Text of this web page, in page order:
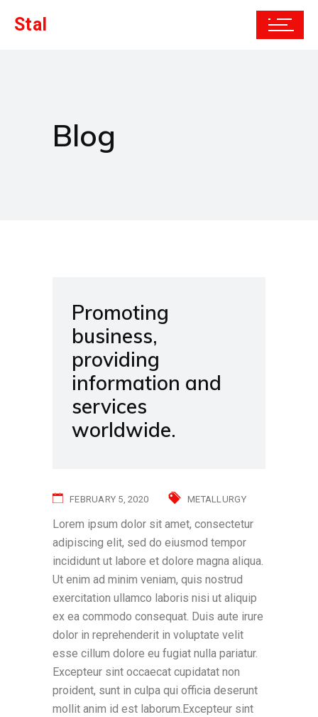
Stal
Blog
Promoting
business,
providing
information and
services
worldwide.
FEBRUARY 5, 2020 METALLURGY
Lorem ipsum dolor sit amet, consectetur
adipiscing elit, sed do eiusmod tempor
incididunt ut labore et dolore magna aliqua.
Ut enim ad minim veniam, quis nostrud
exercitation ullamco laboris nisi ut aliquip
ex ea commodo consequat. Duis aute irure
dolor in reprehenderit in voluptate velit
esse cillum dolore eu fugiat nulla pariatur.
Excepteur sint occaecat cupidatat non
proident, sunt in culpa qui officia deserunt
mollit anim id est laborum.Excepteur sint